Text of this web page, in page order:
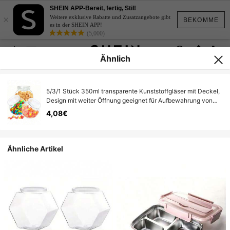
BEKOMME
×
SHEIN APP-Bereit, fertig, Stil!
Weitere exklusive Rabatte und Zusatzangebote gibt
es in der SHEIN APP!
(5,000)
Ähnlich
5/3/1 Stück 350ml transparente Kunststoffgläser mit Deckel,
Design mit weiter Öffnung geeignet für Aufbewahrung von
Süßigkeiten, Pralinen, Keksen und Snacks auf der
Küchentheke, können auch für Heimdekoration, Partys und
4,08€
Ähnliche Artikel